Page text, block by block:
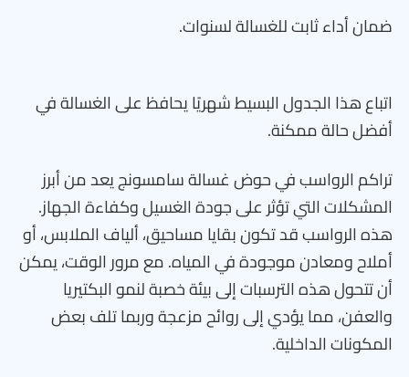
ضمان أداء ثابت للغسالة لسنوات.
اتباع هذا الجدول البسيط شهريًا يحافظ على الغسالة في
أفضل حالة ممكنة.
تراكم الرواسب في حوض غسالة سامسونج يعد من أبرز
المشكلات التي تؤثر على جودة الغسيل وكفاءة الجهاز.
هذه الرواسب قد تكون بقايا مساحيق، ألياف الملابس، أو
أملاح ومعادن موجودة في المياه. مع مرور الوقت، يمكن
أن تتحول هذه الترسبات إلى بيئة خصبة لنمو البكتيريا
والعفن، مما يؤدي إلى روائح مزعجة وربما تلف بعض
المكونات الداخلية.